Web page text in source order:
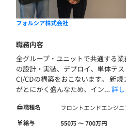
フォルシア株式会社
職務内容
全グループ・ユニットで共通する
の設計・実装、デプロイ、単体テス
CI/CDの構築をおこないます。 新
がとにかく盛んなため、イン... 詳
職種名
フロントエンドエンジニ
給与
550万 〜 700万円